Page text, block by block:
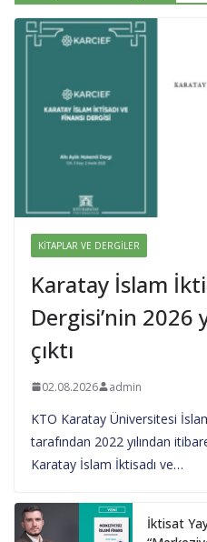
KITAPLAR VE DERGILER
Karatay İslam
Dergisi’nin 2026
çıktı
02.08.2026 admin
KTO Karatay Üniversitesi
tarafından 2022 yılından
Karatay İslam İktisadı ve…
İktisat